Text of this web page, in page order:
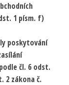
1 písm. f)
poskytování
čl. 6 odst.
2 zákona č.